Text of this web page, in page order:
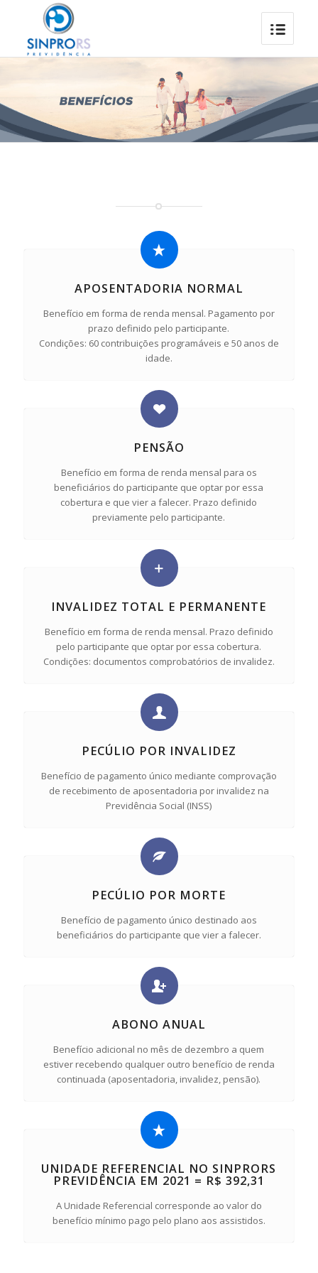
APOSENTADORIA NORMAL
Benefício em forma de renda mensal. Pagamento por
prazo definido pelo participante.
Condições: 60 contribuições programáveis e 50 anos de
idade.
PENSÃO
Benefício em forma de renda mensal para os
beneficiários do participante que optar por essa
cobertura e que vier a falecer. Prazo definido
previamente pelo participante.
INVALIDEZ TOTAL E PERMANENTE
Benefício em forma de renda mensal. Prazo definido
pelo participante que optar por essa cobertura.
Condições: documentos comprobatórios de invalidez.
PECÚLIO POR INVALIDEZ
Benefício de pagamento único mediante comprovação
de recebimento de aposentadoria por invalidez na
Previdência Social (INSS)
PECÚLIO POR MORTE
Benefício de pagamento único destinado aos
beneficiários do participante que vier a falecer.
ABONO ANUAL
Benefício adicional no mês de dezembro a quem
estiver recebendo qualquer outro benefício de renda
continuada (aposentadoria, invalidez, pensão).
UNIDADE REFERENCIAL NO SINPRORS
PREVIDÊNCIA EM 2021 = R$ 392,31
A Unidade Referencial corresponde ao valor do
benefício mínimo pago pelo plano aos assistidos.